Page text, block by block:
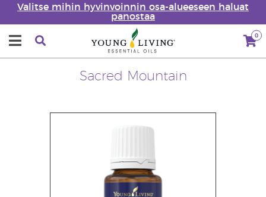
Valitse mihin hyvinvoinnin osa-alueeseen haluat
panostaa
0
Sacred Mountain